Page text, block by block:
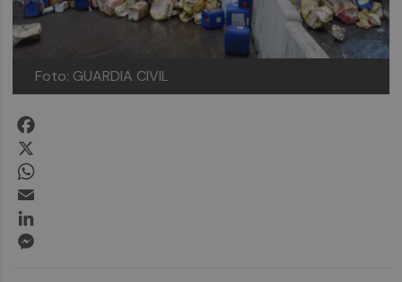
Foto: GUARDIA CIVIL